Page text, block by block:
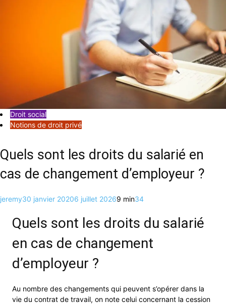
Droit social
Notions de droit privé
Quels sont les droits du salarié en
cas de changement d’employeur ?
jeremy30 janvier 20206 juillet 20269 min34
Quels sont les droits du salarié
en cas de changement
d’employeur ?
Au nombre des changements qui peuvent s’opérer dans la
vie du contrat de travail, on note celui concernant la cession